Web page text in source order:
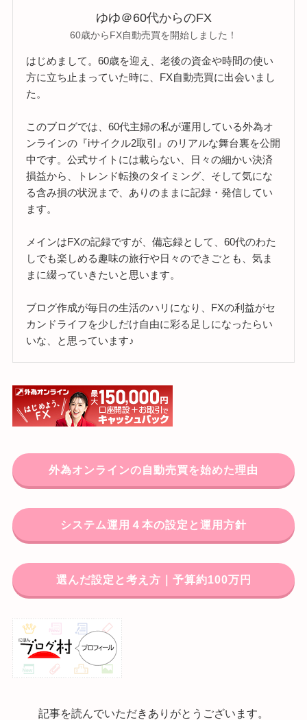
ゆゆ＠60代からのFX
60歳からFX自動売買を開始しました！
はじめまして。60歳を迎え、老後の資金や時間の使い
方に立ち止まっていた時に、FX自動売買に出会いまし
た。
このブログでは、60代主婦の私が運用している外為オ
ンラインの『iサイクル2取引』のリアルな舞台裏を公開
中です。公式サイトには載らない、日々の細かい決済
損益から、トレンド転換のタイミング、そして気にな
る含み損の状況まで、ありのままに記録・発信してい
ます。
メインはFXの記録ですが、備忘録として、60代のわた
しでも楽しめる趣味の旅行や日々のできごとも、気ま
まに綴っていきたいと思います。
ブログ作成が毎日の生活のハリになり、FXの利益がセ
カンドライフを少しだけ自由に彩る足しになったらい
いな、と思っています♪
外為オンラインの自動売買を始めた理由
システム運用４本の設定と運用方針
選んだ設定と考え方｜予算約100万円
記事を読んでいただきありがとうございます。